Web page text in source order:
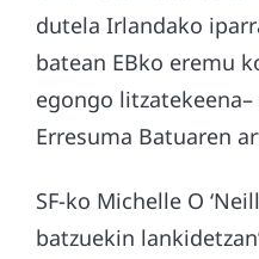
dutela Irlandako
batean EBko eremu
egongo litzatekeena–
Erresuma Batuaren
SF-ko Michelle O
batzuekin